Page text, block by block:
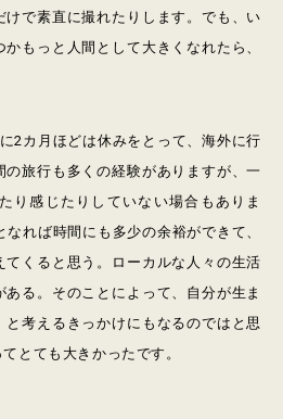
で素直に撮れたりします。でも、い
もっと人間として大きくなれたら、
2カ月ほどは休みをとって、海外に行
の旅行も多くの経験がありますが、一
り感じたりしていない場合もありま
れば時間にも多少の余裕ができて、
てくると思う。ローカルな人々の生活
る。そのことによって、自分が生ま
考えるきっかけにもなるのではと思
とても大きかったです。